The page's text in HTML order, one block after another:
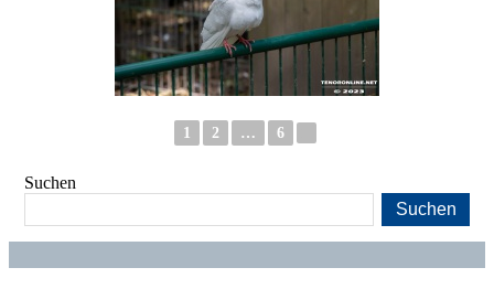
1 2 … 6
Suchen
Suchen